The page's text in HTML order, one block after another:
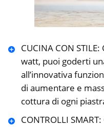
CUCINA CON
watt, puoi goderti
all’innovativa
di aumentare e
cottura di ogni
CONTROLLI